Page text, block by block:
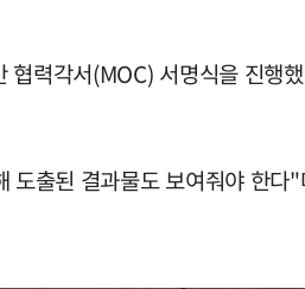
력각서(MOC) 서명식을 진행
출된 결과물도 보여줘야 한